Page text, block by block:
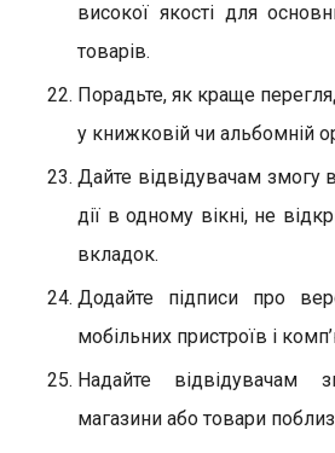
високої якості для
товарів.
Порадьте, як краще
у книжковій чи альбомній
Дайте відвідувачам змогу
дії в одному вікні, не
вкладок.
Додайте підписи про
мобільних пристроїв і
Надайте відвідувачам
магазини або товари